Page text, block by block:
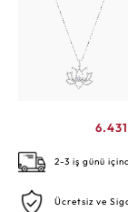
6.431
2-3 iş günü
Ücretsiz ve